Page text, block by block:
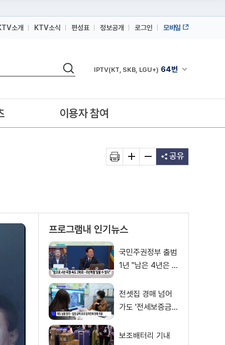
소개 KTV소식 편성표 정보공개 로그인 모바일
검색 채널안내 펼쳐
IPTV(KT, SKB, LGU+) 64번
IPTV(KT, SKB, LGU+)
이용자 참여
공유
프로그램내 인기뉴스
국민주권정부 출범
1년 "남은 4년은 8
전셋집 경매 넘어
가도 '전세보증금'
보조배터리 기내